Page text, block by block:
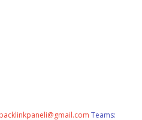
backlinkpaneli@gmail.com Teams: